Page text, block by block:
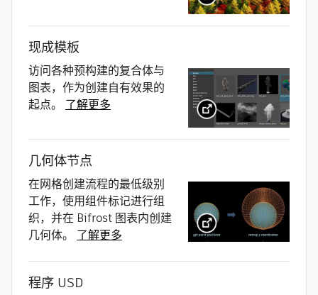
现成模板
访问各种预构建的复合体与
图表，作为创建自有效果的
起点。
了解更多
几何体节点
在网格创建流程的最低级别
工作，使用组件标记进行组
织，并在 Bifrost 图表内创建
几何体。
了解更多
程序 USD